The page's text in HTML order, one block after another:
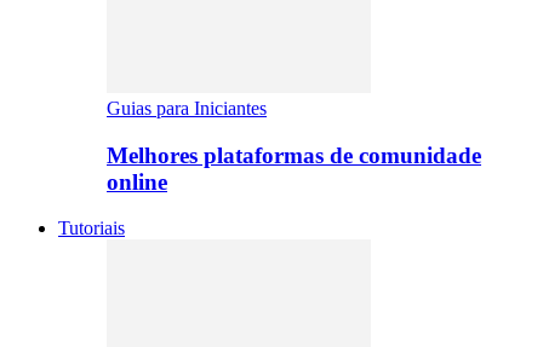
Guias para Iniciantes
Melhores plataformas de comunidade
online
Tutoriais